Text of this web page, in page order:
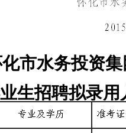
市水务投资集
生招聘拟录用